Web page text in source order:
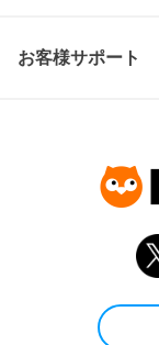
お客様サポート